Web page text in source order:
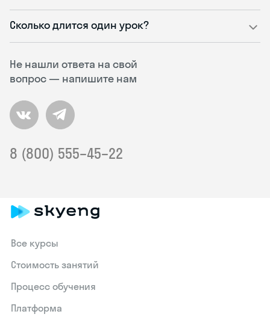
Не нашли ответа на свой
вопрос — напишите нам
8 (800) 555–45–22
Сколько длится один урок?
Все курсы
Стоимость занятий
Процесс обучения
Платформа